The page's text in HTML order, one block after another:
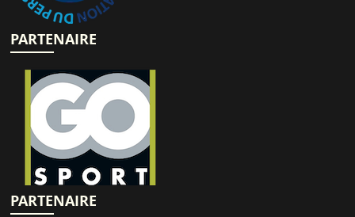
20
PARTENAIRE
PARTENAIRE